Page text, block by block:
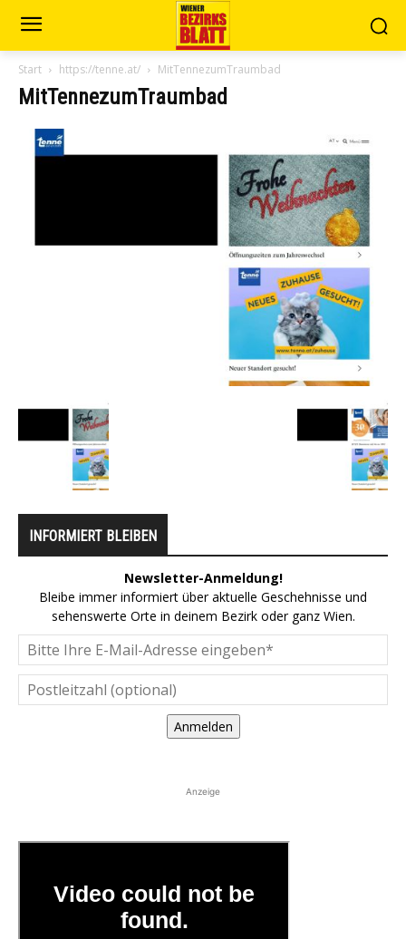
Start https://tenne.at/ MitTennezumTraumbad
MitTennezumTraumbad
INFORMIERT BLEIBEN
Newsletter-Anmeldung!
Bleibe immer informiert über aktuelle Geschehnisse und
sehenswerte Orte in deinem Bezirk oder ganz Wien.
Anmelden
Anzeige